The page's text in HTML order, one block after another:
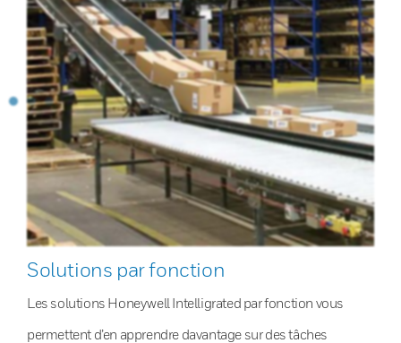
Solutions par fonction
Les solutions Honeywell Intelligrated par fonction vous
permettent d’en apprendre davantage sur des tâches